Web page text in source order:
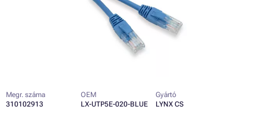
Megr. száma
310102913
OEM
LX-UTP5E-020-BLUE
Gyártó
LYNX CS